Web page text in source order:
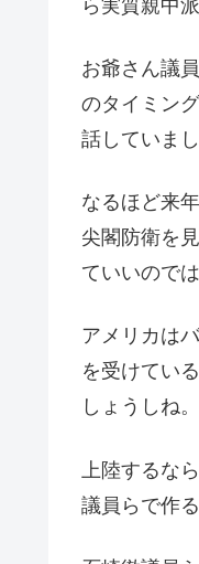
ら実質親中
お爺さん議
のタイミン
話していまし
なるほど来
尖閣防衛を
ていいので
アメリカは
を受けてい
しょうしね。
上陸するな
議員らで作